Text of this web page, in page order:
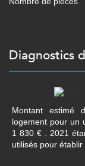
Montant estimé
logement pour un
1 830 € . 2021
utilisés pour